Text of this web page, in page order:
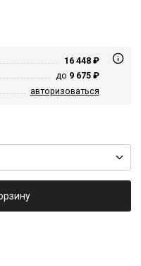
16 448 ₽
до 9 675 ₽
авторизоваться